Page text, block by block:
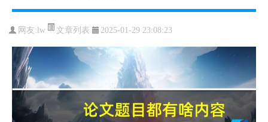
网友:lw 文章列表 2025-01-29 23:08:23